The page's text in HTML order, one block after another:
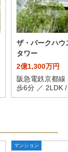
ザ・パークハウ
タワー
2億1,300万円
阪急電鉄京都線
歩6分 ／ 2LDK /
マンション